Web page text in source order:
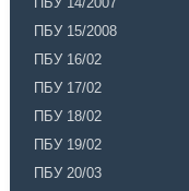
ПБУ 15/2008
ПБУ 16/02
ПБУ 17/02
ПБУ 18/02
ПБУ 19/02
ПБУ 20/03